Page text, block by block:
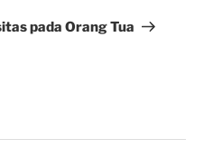
pada Orang Tua